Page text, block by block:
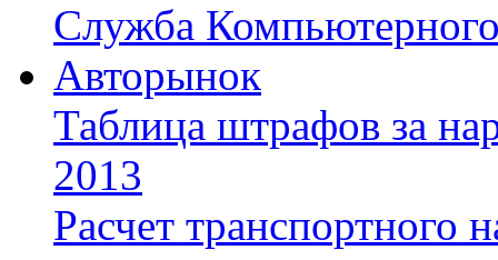
Служба
Авторынок
Таблица штрафов за
2013
Расчет транспортного